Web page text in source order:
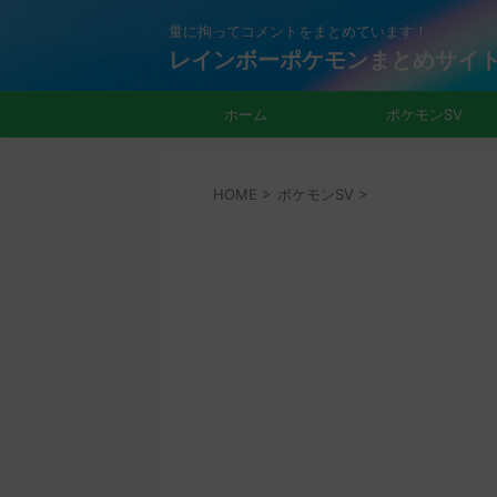
量に拘ってコメントをまとめています！
レインボーポケモンまとめサイ
ホーム ポケモンSV
HOME > ポケモンSV >